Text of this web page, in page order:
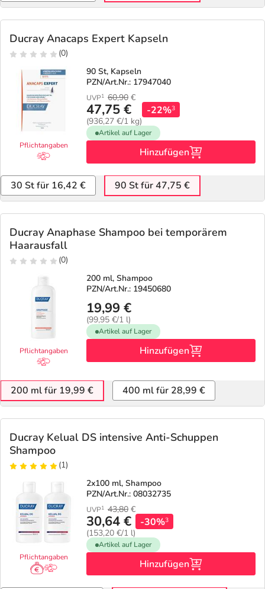
Ducray Anacaps Expert Kapseln
(0)
Pflichtangaben
90 St, Kapseln
PZN/Art.Nr.: 17947040
UVP1 60,90 €
47,75 €
(936,27 €/1 kg)
-22%3
Artikel auf Lager
Hinzufügen
30 St für 16,42 € 90 St für 47,75 €
Ducray Anaphase Shampoo bei temporärem
Haarausfall
(0)
Pflichtangaben
200 ml, Shampoo
PZN/Art.Nr.: 19450680
19,99 €
(99,95 €/1 l)
Artikel auf Lager
Hinzufügen
200 ml für 19,99 € 400 ml für 28,99 €
Ducray Kelual DS intensive Anti-Schuppen
Shampoo
(1)
Pflichtangaben
2x100 ml, Shampoo
PZN/Art.Nr.: 08032735
UVP1 43,80 €
30,64 €
(153,20 €/1 l)
-30%3
Artikel auf Lager
Hinzufügen